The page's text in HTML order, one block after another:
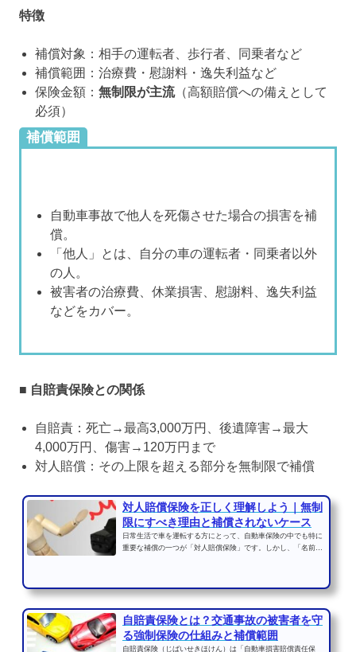
特徴
補償対象：相手の運転者、歩行者、同乗者など
補償範囲：治療費・慰謝料・逸失利益など
保険金額： 無制限が主流（高額賠償への備えとして
必須）
補償範囲
自動車事故で他人を死傷させた場合の損害を補
償。
「他人」とは、自分の車の運転者・同乗者以外
の人。
被害者の治療費、休業損害、慰謝料、逸失利益
などをカバー。
■ 自賠責保険との関係
自賠責：死亡→最高3,000万円、後遺障害→最大
4,000万円、傷害→120万円まで
対人賠償：その上限を超える部分を無制限で補償
対人賠償保険を正しく理解しよう｜無制
限にすべき理由と補償されないケース
日常生活で車を運転する方にとって、自動車保険の中でも特に
重要な補償の一つが「対人賠償保険」です。しかし、「名前は
自賠責保険とは？交通事故の被害者を守
る強制保険の仕組みと補償範囲
自賠責保険（じばいせきほけん）は「自動車損害賠償責任保